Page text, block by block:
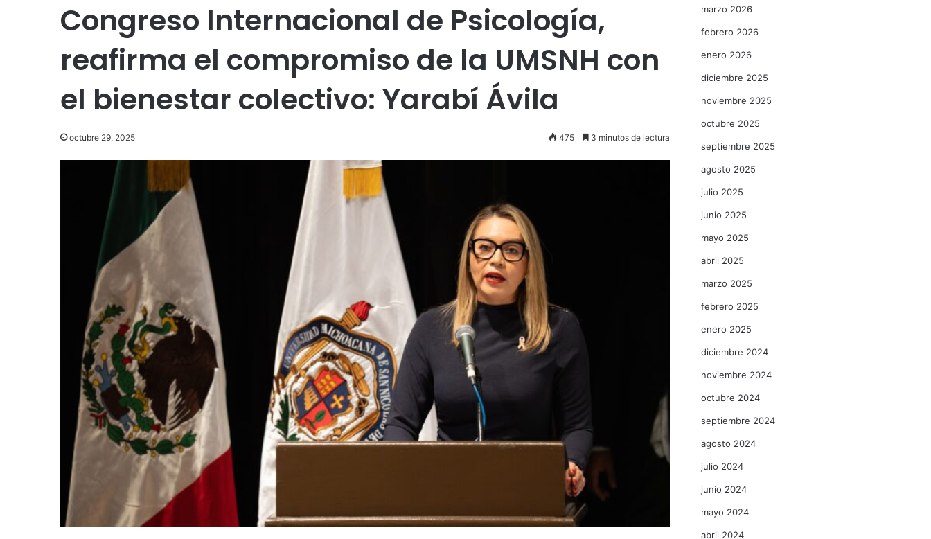
Congreso Internacional de Psicología,
reafirma el compromiso de la UMSNH con
el bienestar colectivo: Yarabí Ávila
octubre 29, 2025 475 3 minutos de lectura
marzo 2026
febrero 2026
enero 2026
diciembre 2025
noviembre 2025
octubre 2025
septiembre 2025
agosto 2025
julio 2025
junio 2025
mayo 2025
abril 2025
marzo 2025
febrero 2025
enero 2025
diciembre 2024
noviembre 2024
octubre 2024
septiembre 2024
agosto 2024
julio 2024
junio 2024
mayo 2024
abril 2024